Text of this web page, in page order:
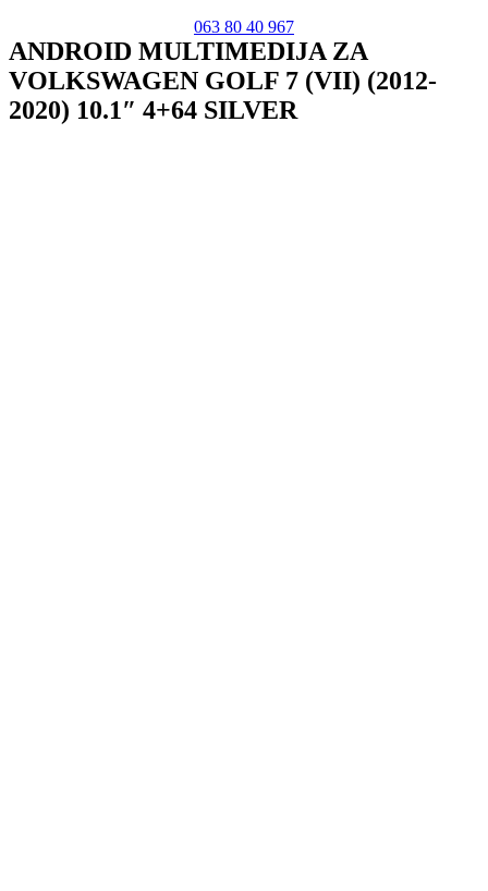
063 80 40 967
ANDROID MULTIMEDIJA ZA
VOLKSWAGEN GOLF 7 (VII) (2012-
2020) 10.1″ 4+64 SILVER